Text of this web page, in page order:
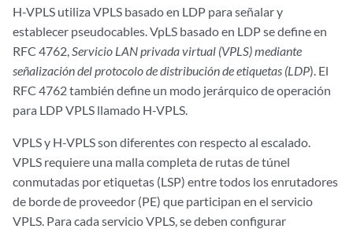
H-VPLS utiliza VPLS basado en LDP para señalar y
establecer pseudocables. VpLS basado en LDP se define en
RFC 4762,Servicio LAN privada virtual (VPLS) mediante
señalización del protocolo de distribución de etiquetas (LDP). El
RFC 4762 también define un modo jerárquico de operación
para LDP VPLS llamado H-VPLS.
VPLS y H-VPLS son diferentes con respecto al escalado.
VPLS requiere una malla completa de rutas de túnel
conmutadas por etiquetas (LSP) entre todos los enrutadores
de borde de proveedor (PE) que participan en el servicio
VPLS. Para cada servicio VPLS, se deben configurar